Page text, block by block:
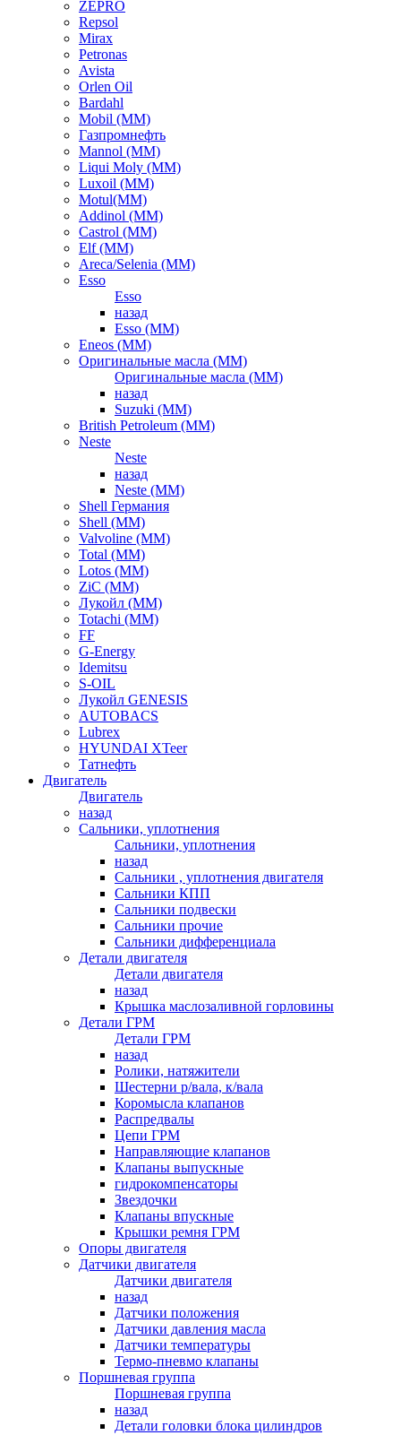
ZEPRO
Repsol
Mirax
Petronas
Avista
Orlen Oil
Bardahl
Mobil (ММ)
Газпромнефть
Mannol (ММ)
Liqui Moly (ММ)
Luxoil (ММ)
Motul(ММ)
Addinol (ММ)
Castrol (ММ)
Elf (ММ)
Areca/Selenia (ММ)
Esso
Esso
назад
Esso (ММ)
Eneos (ММ)
Оригинальные масла (ММ)
Оригинальные масла (ММ)
назад
Suzuki (ММ)
British Petroleum (ММ)
Neste
Neste
назад
Neste (ММ)
Shell Германия
Shell (ММ)
Valvoline (ММ)
Total (ММ)
Lotos (ММ)
ZiC (ММ)
Лукойл (ММ)
Totachi (MM)
FF
G-Energy
Idemitsu
S-OIL
Лукойл GENESIS
AUTOBACS
Lubrex
HYUNDAI XTeer
Татнефть
Двигатель
Двигатель
назад
Сальники, уплотнения
Сальники, уплотнения
назад
Сальники , уплотнения двигателя
Сальники КПП
Сальники подвески
Сальники прочие
Сальники дифференциала
Детали двигателя
Детали двигателя
назад
Крышка маслозаливной горловины
Детали ГРМ
Детали ГРМ
назад
Ролики, натяжители
Шестерни р/вала, к/вала
Коромысла клапанов
Распредвалы
Цепи ГРМ
Направляющие клапанов
Клапаны выпускные
гидрокомпенсаторы
Звездочки
Клапаны впускные
Крышки ремня ГРМ
Опоры двигателя
Датчики двигателя
Датчики двигателя
назад
Датчики положения
Датчики давления масла
Датчики температуры
Термо-пневмо клапаны
Поршневая группа
Поршневая группа
назад
Детали головки блока цилиндров